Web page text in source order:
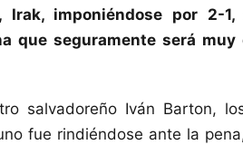
Irak, imponiéndose por 2-
que seguramente será
salvadoreño Iván Barton,
fue rindiéndose ante la